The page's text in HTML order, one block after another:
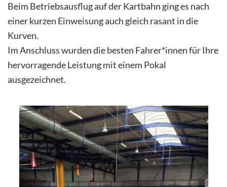
Beim Betriebsausflug auf der Kartbahn ging es nach
einer kurzen Einweisung auch gleich rasant in die
Kurven.
Im Anschluss wurden die besten Fahrer*innen für Ihre
hervorragende Leistung mit einem Pokal
ausgezeichnet.